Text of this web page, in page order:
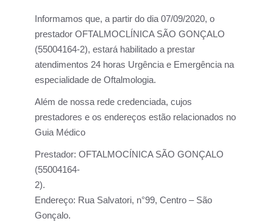
Informamos que, a partir do dia 07/09/2020, o
prestador OFTALMOCLÍNICA SÃO GONÇALO
(55004164-2), estará habilitado a prestar
atendimentos 24 horas Urgência e Emergência na
especialidade de Oftalmologia.
Além de nossa rede credenciada, cujos
prestadores e os endereços estão relacionados no
Guia Médico
Prestador: OFTALMOCÍNICA SÃO GONÇALO
(55004164-
2).
Endereço: Rua Salvatori, n°99, Centro – São
Gonçalo.